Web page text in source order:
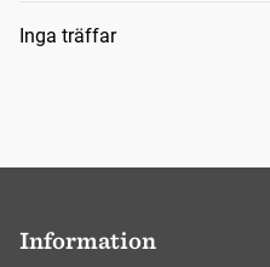
Sökresultat
Inga träffar
Information